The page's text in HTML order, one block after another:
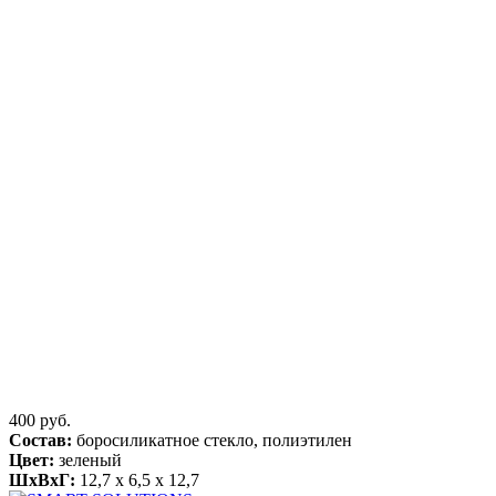
400 руб.
Состав: боросиликатное стекло, полиэтилен
Цвет: зеленый
ШхВхГ: 12,7 x 6,5 x 12,7